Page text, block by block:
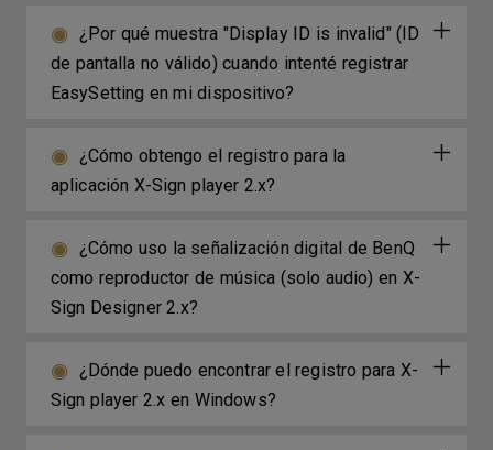
¿Por qué muestra "Display ID is invalid" (ID
de pantalla no válido) cuando intenté registrar
EasySetting en mi dispositivo?
¿Cómo obtengo el registro para la
aplicación X-Sign player 2.x?
¿Cómo uso la señalización digital de BenQ
como reproductor de música (solo audio) en X-
Sign Designer 2.x?
¿Dónde puedo encontrar el registro para X-
Sign player 2.x en Windows?